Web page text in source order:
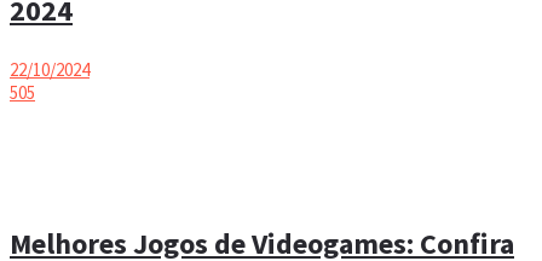
2024
22/10/2024
505
Melhores Jogos de Videogames: Confira